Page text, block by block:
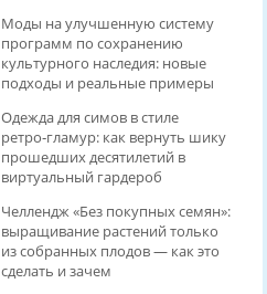
Моды на улучшенную систему
программ по сохранению
культурного наследия: новые
подходы и реальные примеры
Одежда для симов в стиле
ретро‑гламур: как вернуть шику
прошедших десятилетий в
виртуальный гардероб
Челлендж «Без покупных семян»:
выращивание растений только
из собранных плодов — как это
сделать и зачем